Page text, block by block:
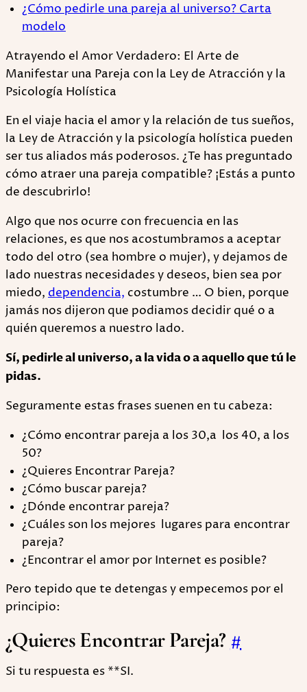
¿Cómo pedirle una pareja al universo? Carta
modelo
Atrayendo el Amor Verdadero: El Arte de
Manifestar una Pareja con la Ley de Atracción y la
Psicología Holística
En el viaje hacia el amor y la relación de tus sueños,
la Ley de Atracción y la psicología holística pueden
ser tus aliados más poderosos. ¿Te has preguntado
cómo atraer una pareja compatible? ¡Estás a punto
de descubrirlo!
Algo que nos ocurre con frecuencia en las
relaciones, es que nos acostumbramos a aceptar
todo del otro (sea hombre o mujer), y dejamos de
lado nuestras necesidades y deseos, bien sea por
miedo, dependencia, costumbre … O bien, porque
jamás nos dijeron que podiamos decidir qué o a
quién queremos a nuestro lado.
Sí, pedirle al universo, a la vida o a aquello que tú le
pidas.
Seguramente estas frases suenen en tu cabeza:
¿Cómo encontrar pareja a los 30,a los 40, a los
50?
¿Quieres Encontrar Pareja?
¿Cómo buscar pareja?
¿Dónde encontrar pareja?
¿Cuáles son los mejores lugares para encontrar
pareja?
¿Encontrar el amor por Internet es posible?
Pero tepido que te detengas y empecemos por el
principio:
¿Quieres Encontrar Pareja? #
Si tu respuesta es **SI.